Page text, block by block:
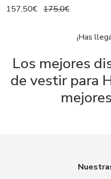
157,50€ 175,0€
¡Has
Los mejores
de vestir para